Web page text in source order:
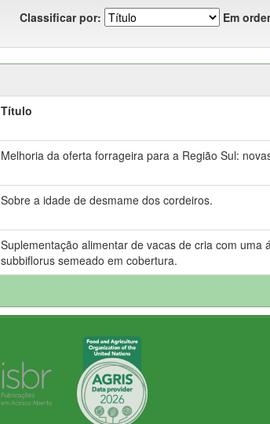
Classificar por: Em
Título
Melhoria da oferta forrageira para a Região Sul:
Sobre a idade de desmame dos cordeiros.
Suplementação alimentar de vacas de cria com uma
subbiflorus semeado em cobertura.